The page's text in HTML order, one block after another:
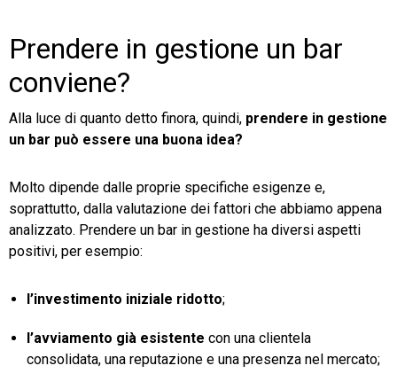
Prendere in gestione un bar
conviene?
Alla luce di quanto detto finora, quindi, prendere in gestione
un bar può essere una buona idea?
Molto dipende dalle proprie specifiche esigenze e,
soprattutto, dalla valutazione dei fattori che abbiamo appena
analizzato. Prendere un bar in gestione ha diversi aspetti
positivi, per esempio:
l’investimento iniziale ridotto;
l’avviamento già esistente con una clientela
consolidata, una reputazione e una presenza nel mercato;